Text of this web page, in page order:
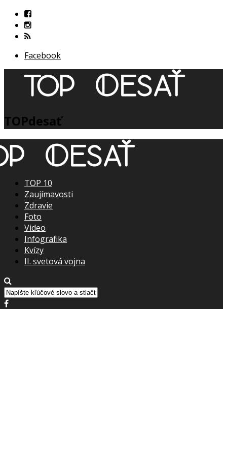
Facebook
TOPdesať
TOP 10
Zaujímavosti
Zdravie
Foto
Video
Infografika
Kvízy
II. svetová vojna